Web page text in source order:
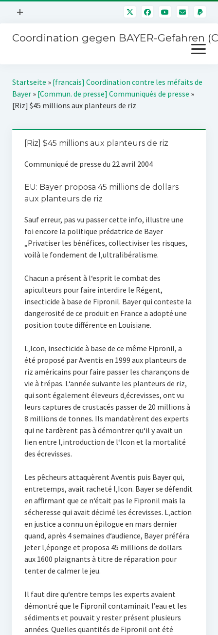
Menü
+
Mitmachen
Über uns
Kontakt
Impressum
Störfälle
Coordination gegen BAYER-Gefahren
Menü
öffnen
Kampagnen
BAYER-Hauptversammlungen
Jahrestagung
SPENDEN
Startseite » [francais] Coordination contre les méfaits de
Bayer» [Commun. de presse] Communiqués de presse »
[Riz] $45 millions aux planteurs de riz
[Riz] $45 millions aux planteurs de riz
Communiqué de presse du 22 avril 2004
EU: Bayer proposa 45 millions de dollars
aux planteurs de riz
Sauf erreur, pas vu passer cette info, illustre une
foi encore la politique prédatrice de Bayer
„Privatiser les bénéfices, collectiviser les risques,
voilà le fondement de l‚ultralibéralisme.
Chacun a présent à l‘esprit le combat des
apiculteurs pour faire interdire le Régent,
insecticide à base de Fipronil. Bayer qui conteste la
dangerosité de ce produit en France a adopté une
position toute différente en Louisiane.
L‚Icon, insecticide à base de ce même Fipronil, a
été proposé par Aventis en 1999 aux planteurs de
riz américains pour faire passer les charançons de
vie à trépas. L‘année suivante les planteurs de riz,
qui sont également éleveurs d‚écrevisses, ont vu
leurs captures de crustacés passer de 20 millions à
8 millions de tonnes. Ils mandatèrent des experts
qui ne tardèrent pas à démontrer qu‘il y avait un
lien entre l‚introduction de l‘Icon et la mortalité
des écrevisses.
Les pêcheurs attaquèrent Aventis puis Bayer qui,
entretemps, avait racheté l‚Icon. Bayer se défendit
en affirmant que ce n‘était pas le Fipronil mais la
sécheresse qui avait décimé les écrevisses. L‚action
en justice a connu un épilogue en mars dernier
quand, après 4 semaines d‘audience, Bayer préféra
jeter l‚éponge et proposa 45 millions de dollars
aux 1600 plaignants à titre de réparation pour
tenter de calmer le jeu.
Il faut dire qu‘entre temps les experts avaient
démontré que le Fipronil contaminait l’eau et les
sédiments et pouvait y rester présent plusieurs
années. Quelles quantités de Fipronil ont été